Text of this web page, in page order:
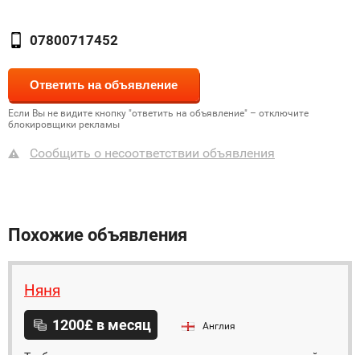
07800717452
Если Вы не видите кнопку "ответить на объявление" – отключите
блокировщики рекламы
Сообщить о несоответствии объявления
Похожие объявления
Няня
1200£ в месяц Англия